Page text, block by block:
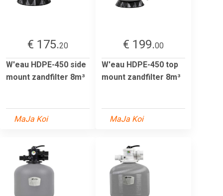
€ 175.20
W'eau HDPE-450 side
mount zandfilter 8m³
MaJa Koi
€ 199.00
W'eau HDPE-450 top
mount zandfilter 8m³
MaJa Koi